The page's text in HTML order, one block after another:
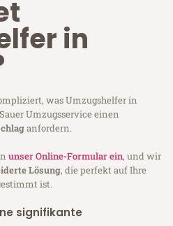
in
was Umzugshelfer in
Umzugsservice einen
anfordern.
unser Online-Formular ein, und wir
Lösung, die perfekt auf Ihre
ist.
signifikante